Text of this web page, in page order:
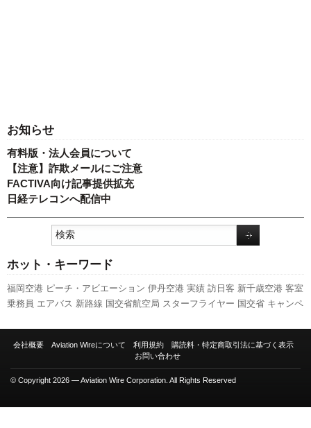
お知らせ
有料版・法人会員について
【注意】詐欺メールにご注意
FACTIVA向け記事提供拡充
日経テレコンへ配信中
ホット・キーワード
福岡空港 ピーチ・アビエーション 伊丹空港 実績 訪日客 新千歳空港 客室
乗務員 エアバス 新路線 国交省航空局 スターフライヤー 国交省 キャンペ
数 ボーイング 新型コロナウイルス 旅客数 全日空 航空貨物 スカイマーク
会社概要 Aviation Wireについて 利用規約
購読料・特定商取引法に基づく表示
お問い合わせ
© Copyright 2026 — Aviation Wire Corporation. All Rights Reserved